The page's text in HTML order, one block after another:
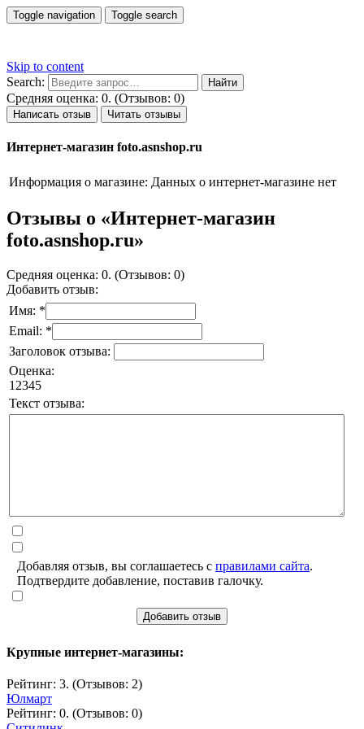
Toggle navigation Toggle search
Skip to content
Search:
Средняя оценка: 0. (Отзывов: 0)
Написать отзыв Читать отзывы
Интернет-магазин foto.asnshop.ru
Информация о магазине: Данных о интернет-магазине нет
Отзывы о «Интернет-магазин
foto.asnshop.ru»
Средняя оценка: 0. (Отзывов: 0)
Добавить отзыв:
Имя: *
Email: *
Заголовок отзыва:
Оценка:
1 2345
Текст отзыва:
Добавляя отзыв, вы соглашаетесь с правилами сайта.
Подтвердите добавление, поставив галочку.
Добавить отзыв
Крупные интернет-магазины:
Рейтинг: 3. (Отзывов: 2)
Юлмарт
Рейтинг: 0. (Отзывов: 0)